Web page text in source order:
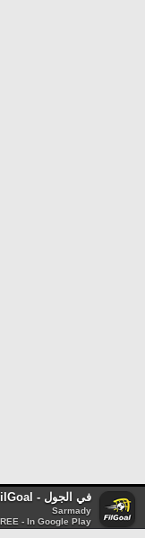
في الجول - FilGoal
Sarmady
- In Google Play